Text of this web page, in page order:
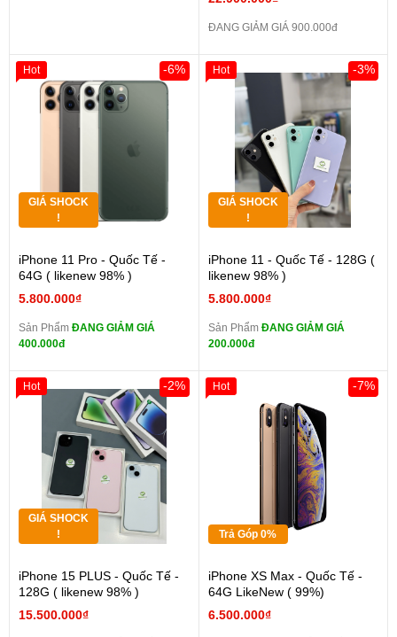
ĐANG GIẢM GIÁ 900.000đ
GIÁ SHOCK
!
iPhone 11 Pro - Quốc Tế -
64G ( likenew 98% )
5.800.000₫
-6%
Sản Phẩm ĐANG GIẢM GIÁ
400.000đ
Hot
GIÁ SHOCK
!
iPhone 11 - Quốc Tế - 128G (
likenew 98% )
5.800.000₫
-3%
Sản Phẩm ĐANG GIẢM GIÁ
200.000đ
Hot
GIÁ SHOCK
!
iPhone 15 PLUS - Quốc Tế -
128G ( likenew 98% )
15.500.000₫
-2%
Hot
Trả Góp 0%
iPhone XS Max - Quốc Tế -
64G LikeNew ( 99%)
6.500.000₫
-7%
Hot